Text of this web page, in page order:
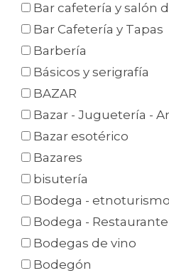
Bar cafetería y salón
Bar Cafetería y Tapas
Barbería
Básicos y serigrafía
BAZAR
Bazar - Juguetería -
Bazar esotérico
Bazares
bisutería
Bodega - etnoturismo
Bodega - Restaurante
Bodegas de vino
Bodegón